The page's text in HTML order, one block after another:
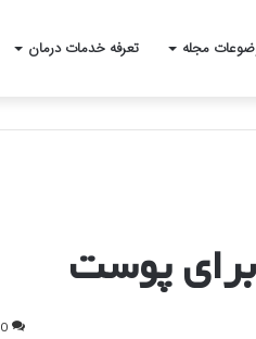
مجله تعرفه خدمات درمان
پوست
0